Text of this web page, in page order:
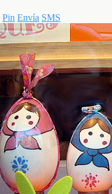
Pin Envía SMS